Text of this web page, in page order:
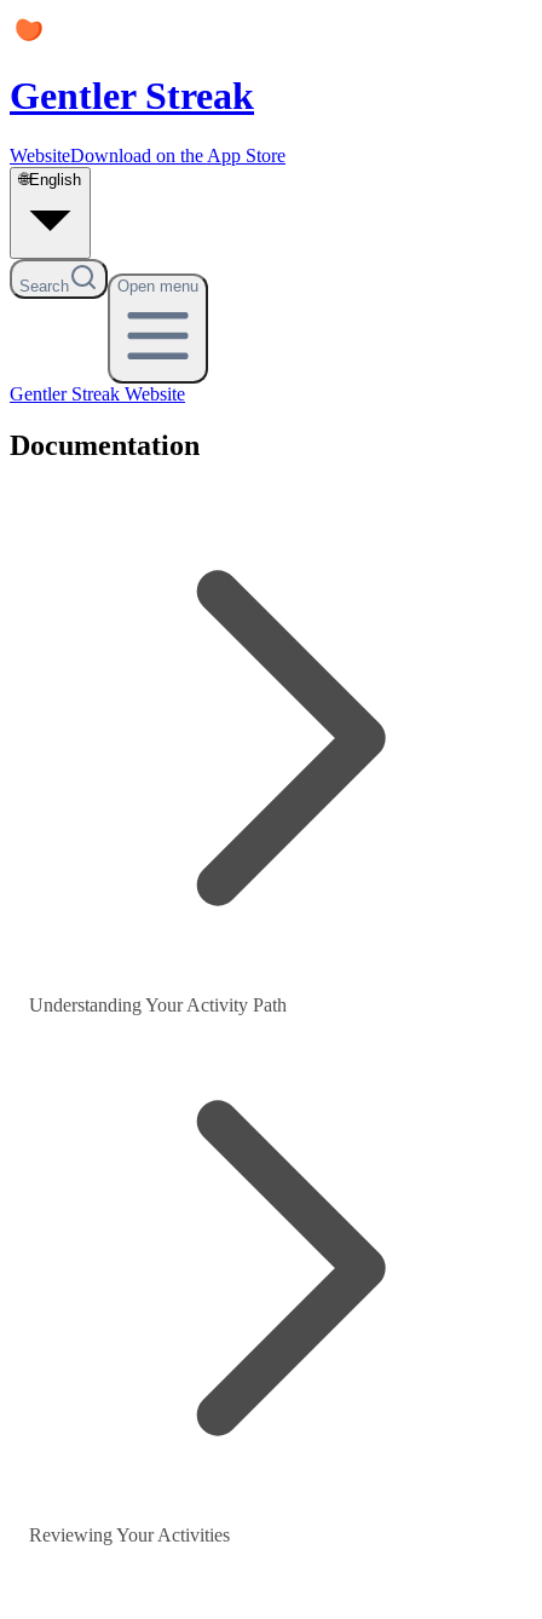
Gentler Streak
WebsiteDownload on the App Store
🌐English
Search Open menu
Gentler Streak Website
Documentation
Understanding Your Activity Path
Reviewing Your Activities